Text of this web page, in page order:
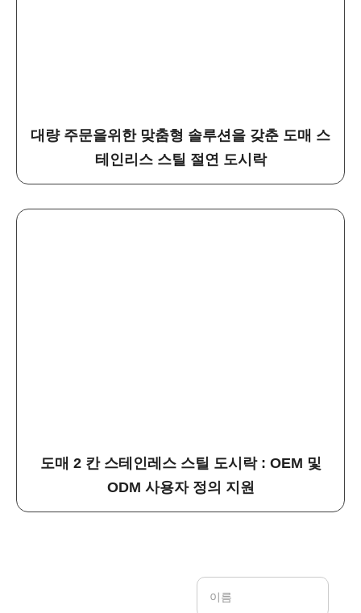
대량 주문을위한 맞춤형 솔루션을 갖춘 도매 스
테인리스 스틸 절연 도시락
도매 2 칸 스테인레스 스틸 도시락 : OEM 및
ODM 사용자 정의 지원